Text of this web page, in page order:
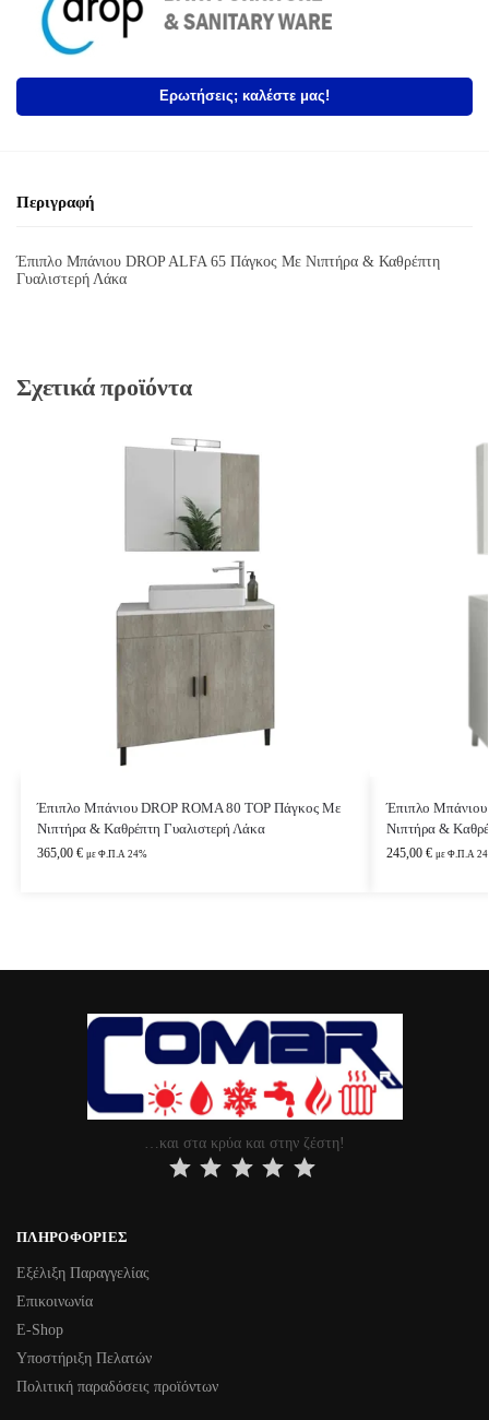
Ερωτήσεις; καλέστε μας!
Περιγραφή
Έπιπλο Μπάνιου DROP ALFA 65 Πάγκος Με Νιπτήρα & Καθρέπτη
Γυαλιστερή Λάκα
Σχετικά προϊόντα
Έπιπλο Μπάνιου DROP ROMA 80 TOP Πάγκος Με
Νιπτήρα & Καθρέπτη Γυαλιστερή Λάκα
365,00 € με Φ.Π.Α 24%
Έπιπλο
Νιπτήρα &
245,00 € με Φ.Π.Α
…και στα κρύα και στην ζέστη!
ΠΛΗΡΟΦΟΡΊΕΣ
Εξέλιξη Παραγγελίας
Επικοινωνία
Ε-Shop
Υποστήριξη Πελατών
Πολιτική παραδόσεις προϊόντων